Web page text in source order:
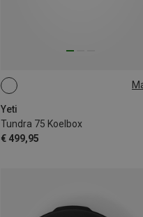
Yeti
Tundra 75 Koelbox
€ 499,95
75L